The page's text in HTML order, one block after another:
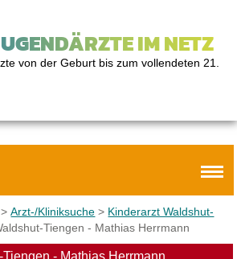
IM NETZ
von der Geburt bis zum vollendeten 21.
>Arzt-/Kliniksuche > Kinderarzt Waldshut-
Tiengen - Mathias Herrmann